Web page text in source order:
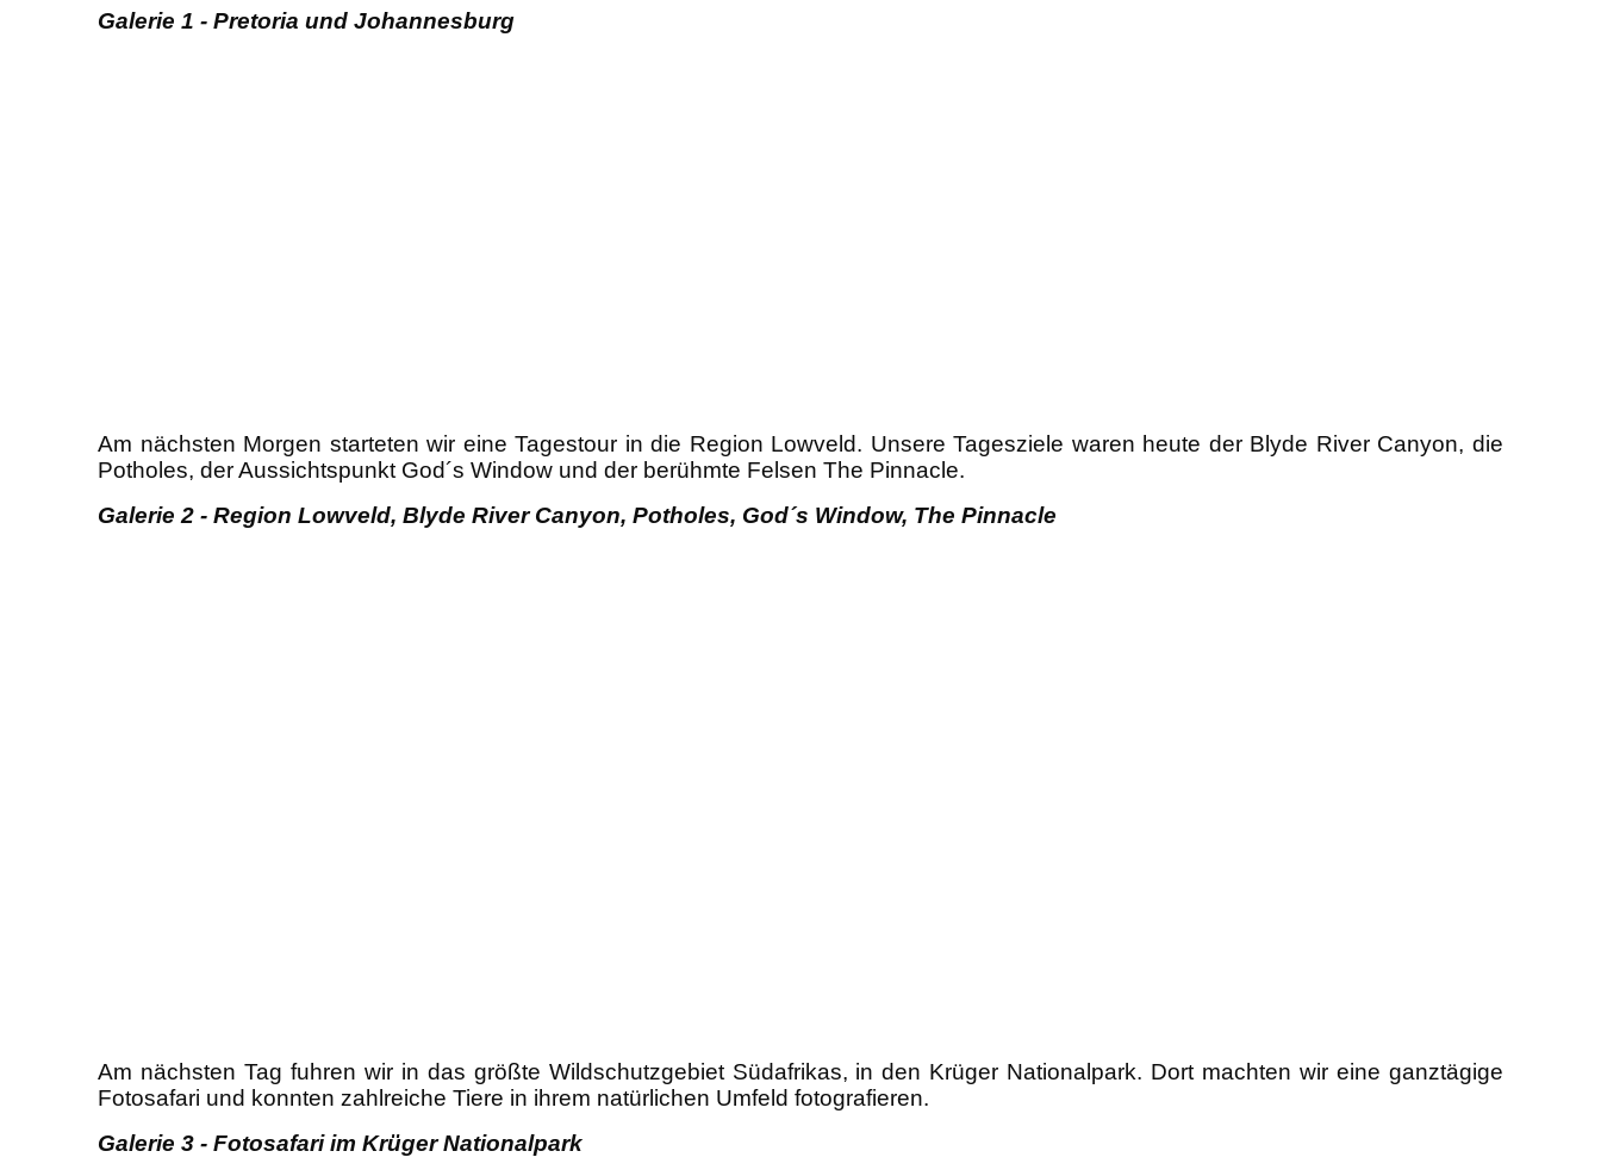
Galerie 1 - Pretoria und Johannesburg
Am nächsten Morgen starteten wir eine Tagestour in die Region Lowveld. Unsere Tagesziele waren heute der Blyde River Canyon, die
Potholes, der Aussichtspunkt God´s Window und der berühmte Felsen The Pinnacle.
Galerie 2 - Region Lowveld, Blyde River Canyon, Potholes, God´s Window, The Pinnacle
Am nächsten Tag fuhren wir in das größte Wildschutzgebiet Südafrikas, in den Krüger Nationalpark. Dort machten wir eine ganztägige
Fotosafari und konnten zahlreiche Tiere in ihrem natürlichen Umfeld fotografieren.
Galerie 3 - Fotosafari im Krüger Nationalpark